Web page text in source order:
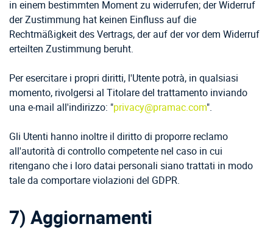
in einem bestimmten Moment zu widerrufen; der Widerruf
der Zustimmung hat keinen Einfluss auf die
Rechtmäßigkeit des Vertrags, der auf der vor dem Widerruf
erteilten Zustimmung beruht.
Per esercitare i propri diritti, l'Utente potrà, in qualsiasi
momento, rivolgersi al Titolare del trattamento inviando
una e-mail all'indirizzo: "privacy@pramac.com".
Gli Utenti hanno inoltre il diritto di proporre reclamo
all'autorità di controllo competente nel caso in cui
ritengano che i loro datai personali siano trattati in modo
tale da comportare violazioni del GDPR.
7) Aggiornamenti